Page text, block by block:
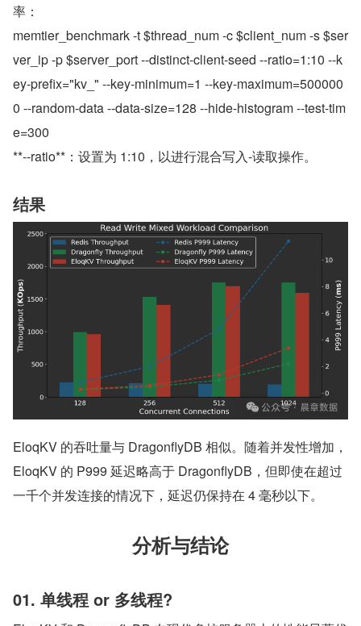
率：
memtier_benchmark -t $thread_num -c $client_num -s $ser
ver_ip -p $server_port --distinct-client-seed --ratio=1:10 --k
ey-prefix="kv_" --key-minimum=1 --key-maximum=500000
0 --random-data --data-size=128 --hide-histogram --test-tim
e=300
**--ratio**：设置为 1:10，以进行混合写入-读取操作。
结果
EloqKV 的吞吐量与 DragonflyDB 相似。随着并发性增加，
EloqKV 的 P999 延迟略高于 DragonflyDB，但即使在超过
一千个并发连接的情况下，延迟仍保持在 4 毫秒以下。
分析与结论
01. 单线程 or 多线程?